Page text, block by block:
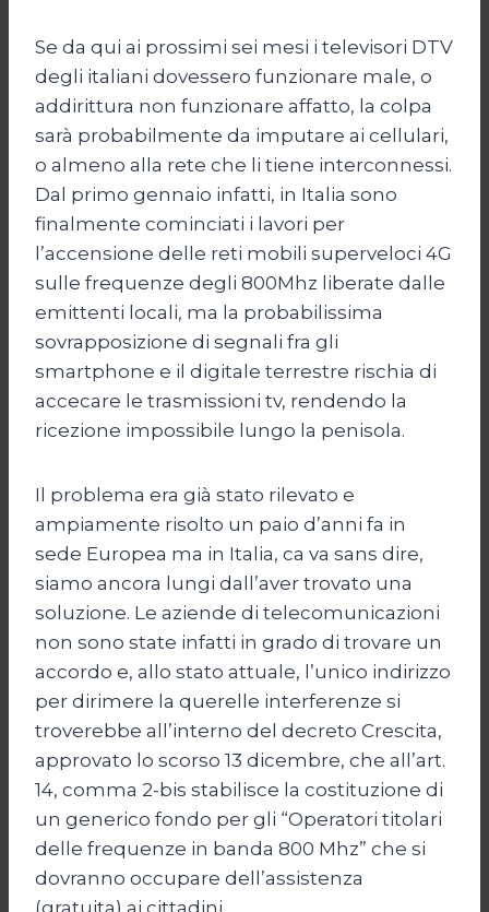
Se da qui ai prossimi sei mesi i televisori DTV
degli italiani dovessero funzionare male, o
addirittura non funzionare affatto, la colpa
sarà probabilmente da imputare ai cellulari,
o almeno alla rete che li tiene interconnessi.
Dal primo gennaio infatti, in Italia sono
finalmente cominciati i lavori per
l’accensione delle reti mobili superveloci 4G
sulle frequenze degli 800Mhz liberate dalle
emittenti locali, ma la probabilissima
sovrapposizione di segnali fra gli
smartphone e il digitale terrestre rischia di
accecare le trasmissioni tv, rendendo la
ricezione impossibile lungo la penisola.
Il problema era già stato rilevato e
ampiamente risolto un paio d’anni fa in
sede Europea ma in Italia, ca va sans dire,
siamo ancora lungi dall’aver trovato una
soluzione. Le aziende di telecomunicazioni
non sono state infatti in grado di trovare un
accordo e, allo stato attuale, l’unico indirizzo
per dirimere la querelle interferenze si
troverebbe all’interno del decreto Crescita,
approvato lo scorso 13 dicembre, che all’art.
14, comma 2-bis stabilisce la costituzione di
un generico fondo per gli “Operatori titolari
delle frequenze in banda 800 Mhz” che si
dovranno occupare dell’assistenza
(gratuita) ai cittadini.